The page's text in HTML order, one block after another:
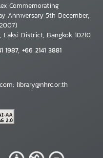
Commemorating
Anniversary 5th December,
Laksi District, Bangkok 10210
1987, +66 2141 3881
library@nhrc.or.th